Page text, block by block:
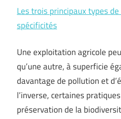
Les trois principaux types
spécificités
Une exploitation agricole
qu’une autre, à superficie
davantage de pollution et
l’inverse, certaines
préservation de la